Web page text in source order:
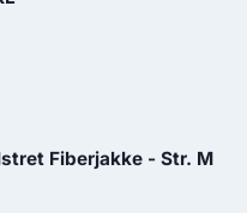
Fiberjakke - Str. M